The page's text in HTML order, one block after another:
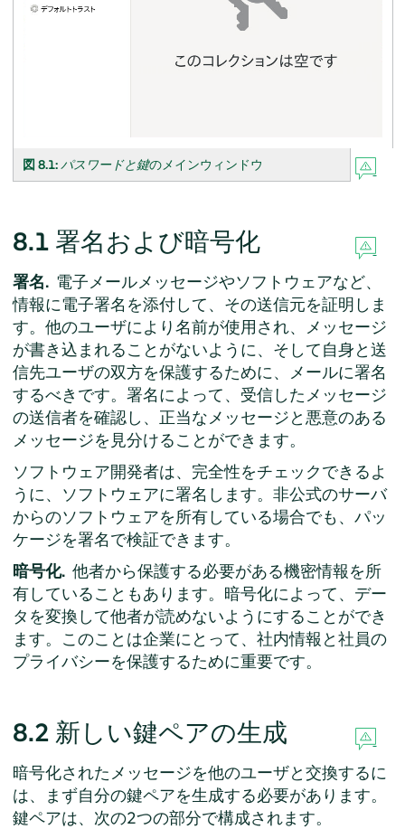
図 8.1: パスワードと鍵のメインウィンドウ
8.1 署名および暗号化
署名. 電子メールメッセージやソフトウェアなど、
情報に電子署名を添付して、その送信元を証明しま
す。他のユーザにより名前が使用され、メッセージ
が書き込まれることがないように、そして自身と送
信先ユーザの双方を保護するために、メールに署名
するべきです。署名によって、受信したメッセージ
の送信者を確認し、正当なメッセージと悪意のある
メッセージを見分けることができます。
ソフトウェア開発者は、完全性をチェックできるよ
うに、ソフトウェアに署名します。非公式のサーバ
からのソフトウェアを所有している場合でも、パッ
ケージを署名で検証できます。
暗号化. 他者から保護する必要がある機密情報を所
有していることもあります。暗号化によって、デー
タを変換して他者が読めないようにすることができ
ます。このことは企業にとって、社内情報と社員の
プライバシーを保護するために重要です。
8.2 新しい鍵ペアの生成
暗号化されたメッセージを他のユーザと交換するに
は、まず自分の鍵ペアを生成する必要があります。
鍵ペアは、次の2つの部分で構成されます。